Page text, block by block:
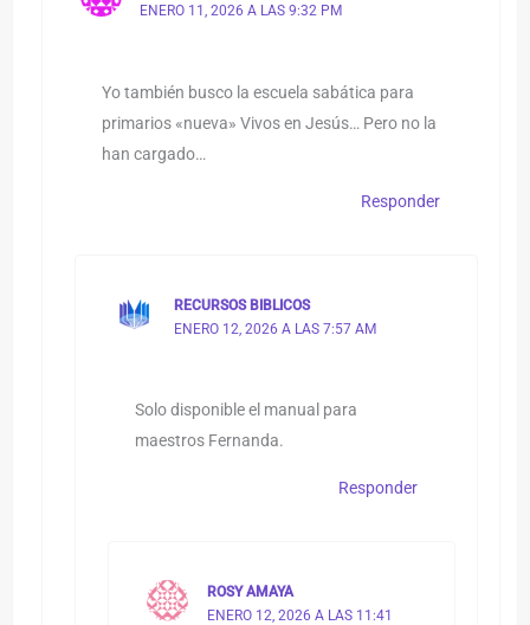
ENERO 11, 2026 A LAS 9:32 PM
Yo también busco la escuela sabática para
primarios «nueva» Vivos en Jesús… Pero no la
han cargado…
Responder
RECURSOS BIBLICOS
ENERO 12, 2026 A LAS 7:57 AM
Solo disponible el manual para
maestros Fernanda.
Responder
ROSY AMAYA
ENERO 12, 2026 A LAS 11:41